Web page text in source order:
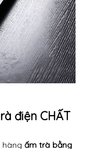
điện CHẤT
hàng ấm trà bằng